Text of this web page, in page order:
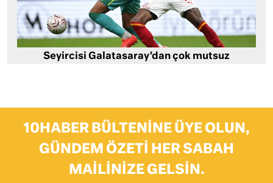
Seyircisi Galatasaray’dan çok mutsuz
10HABER BÜLTENINE ÜYE OLUN,
GÜNDEM ÖZETI HER SABAH
MAILINIZE GELSIN.